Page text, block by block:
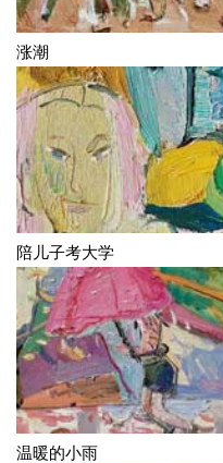
涨潮
陪儿子考大学
温暖的小雨